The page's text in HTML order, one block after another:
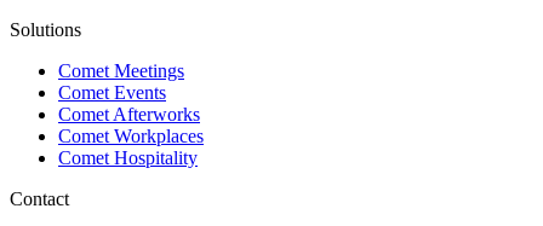
Solutions
Comet Meetings
Comet Events
Comet Afterworks
Comet Workplaces
Comet Hospitality
Contact